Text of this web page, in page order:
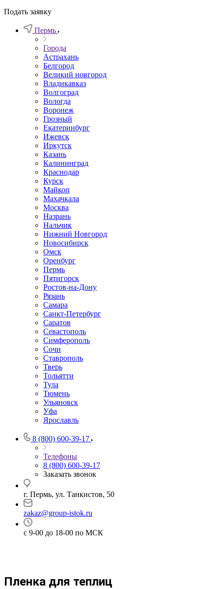
Подать заявку
Пермь
Города
Астрахань
Белгород
Великий новгород
Владикавказ
Волгоград
Вологда
Воронеж
Грозный
Екатеринбург
Ижевск
Иркутск
Казань
Калининград
Краснодар
Курск
Майкоп
Махачкала
Москва
Назрань
Нальчик
Нижний Новгород
Новосибирск
Омск
Оренбург
Пермь
Пятигорск
Ростов-на-Дону
Рязань
Самара
Санкт-Петербург
Саратов
Севастополь
Симферополь
Сочи
Ставрополь
Тверь
Тольятти
Тула
Тюмень
Ульяновск
Уфа
Ярославль
8 (800) 600-39-17
Телефоны
8 (800) 600-39-17
Заказать звонок
г. Пермь, ул. Танкистов, 50
zakaz@group-istok.ru
с 9-00 до 18-00 по МСК
Пленка для теплиц